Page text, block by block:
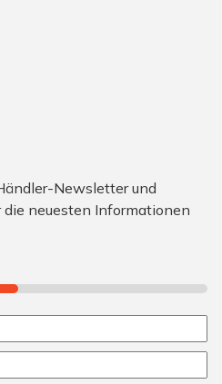
Newsletter und
die neuesten Informationen